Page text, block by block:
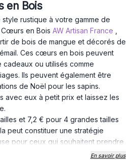
en Bois
rustique à votre gamme de
en Bois AW Artisan France ,
de bois de mangue et décorés de
Ces cœurs en bois peuvent
ou utilisés comme
Ils peuvent également être
de Noël pour les sapins.
avec eux à petit prix et laissez les
et 7,2 € pour 4 grandes tailles
peut constituer une stratégie
pour ceux qui souhaitent prendre
estimer que cela en vaut la
En savoir plus